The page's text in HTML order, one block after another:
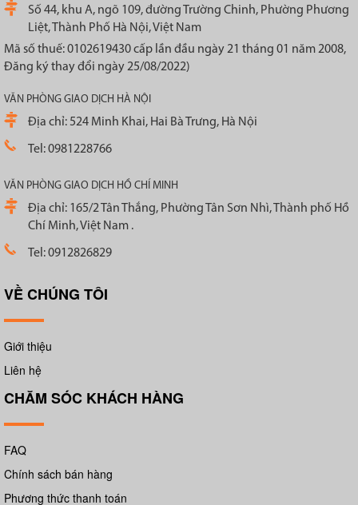
Số 44, khu A, ngõ 109, đường Trường Chinh, Phường Phương
Liệt, Thành Phố Hà Nội, Việt Nam
Mã số thuế: 0102619430 cấp lần đầu ngày 21 tháng 01 năm 2008,
Đăng ký thay đổi ngày 25/08/2022)
VĂN PHÒNG GIAO DỊCH HÀ NỘI
Địa chỉ: 524 Minh Khai, Hai Bà Trưng, Hà Nội
Tel: 0981228766
VĂN PHÒNG GIAO DỊCH HỒ CHÍ MINH
Địa chỉ: 165/2 Tân Thắng, Phường Tân Sơn Nhì, Thành phố Hồ
Chí Minh, Việt Nam .
Tel: 0912826829
VỀ CHÚNG TÔI
Giới thiệu
Liên hệ
CHĂM SÓC KHÁCH HÀNG
FAQ
Chính sách bán hàng
Phương thức thanh toán